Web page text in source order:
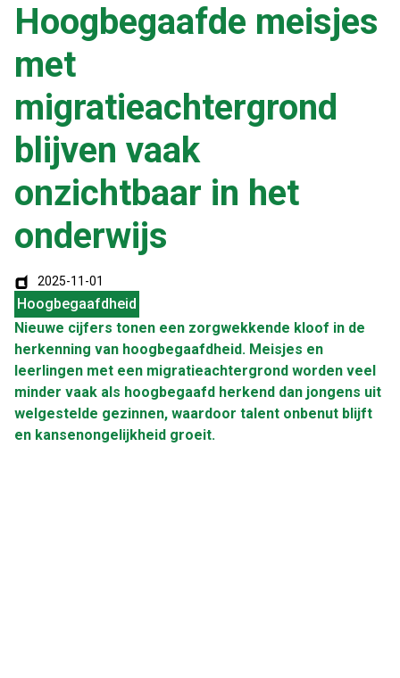
Hoogbegaafde meisjes
met
migratieachtergrond
blijven vaak
onzichtbaar in het
onderwijs
2025-11-01
Hoogbegaafdheid
Nieuwe cijfers tonen een zorgwekkende kloof in de
herkenning van hoogbegaafdheid. Meisjes en
leerlingen met een migratieachtergrond worden veel
minder vaak als hoogbegaafd herkend dan jongens uit
welgestelde gezinnen, waardoor talent onbenut blijft
en kansenongelijkheid groeit.